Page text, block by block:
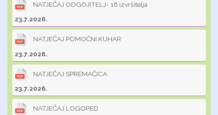
NATJEČAJ ODGOJITELJ- 16 izvršitelja
23.7.2026.
NATJEČAJ POMOĆNI KUHAR
23.7.2026.
NATJEČAJ SPREMAČICA
23.7.2026.
NATJEČAJ LOGOPED